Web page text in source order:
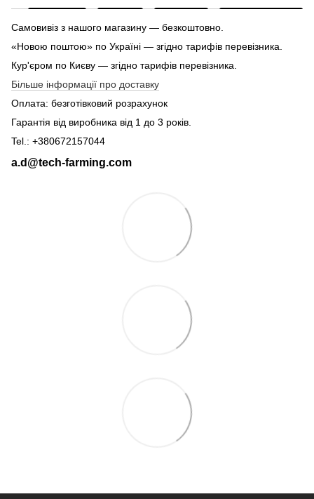
Самовивіз з нашого магазину — безкоштовно.
«Новою поштою» по Україні — згідно тарифів перевізника.
Кур'єром по Києву — згідно тарифів перевізника.
Більше інформації про доставку
Оплата: безготівковий розрахунок
Гарантія від виробника від 1 до 3 років.
Tel.: +380672157044
a.d@tech-farming.com